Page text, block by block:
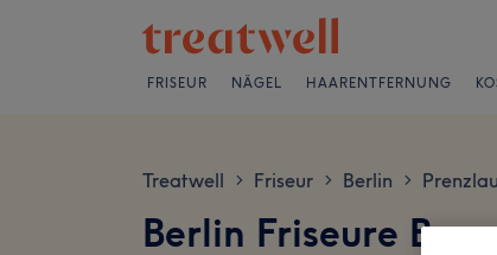
FRISEUR NÄGEL HAARENTFERNUNG
Treatwell > Friseur > Berlin >
Berlin Friseure